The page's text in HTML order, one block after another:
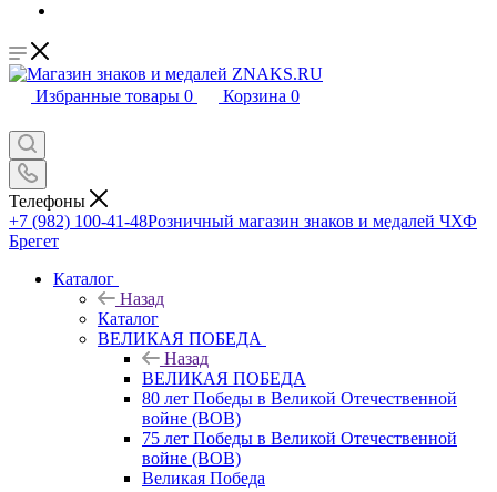
Избранные товары 0 Корзина 0
Телефоны
+7 (982) 100-41-48Розничный магазин знаков и медалей ЧХФ
Брегет
Каталог
Назад
Каталог
ВЕЛИКАЯ ПОБЕДА
Назад
ВЕЛИКАЯ ПОБЕДА
80 лет Победы в Великой Отечественной
войне (ВОВ)
75 лет Победы в Великой Отечественной
войне (ВОВ)
Великая Победа